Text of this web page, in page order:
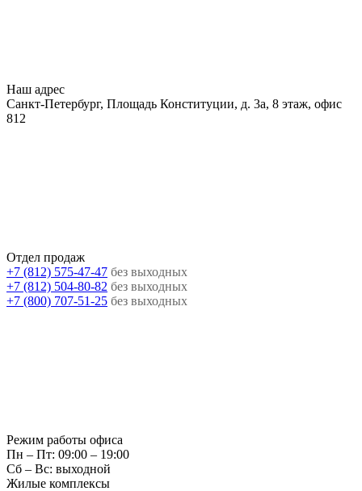
Наш адрес
Санкт-Петербург, Площадь Конституции, д. 3а, 8 этаж, офис
812
Отдел продаж
+7 (812) 575-47-47 без выходных
+7 (812) 504-80-82 без выходных
+7 (800) 707-51-25 без выходных
Режим работы офиса
Пн – Пт: 09:00 – 19:00
Сб – Вс: выходной
Жилые комплексы